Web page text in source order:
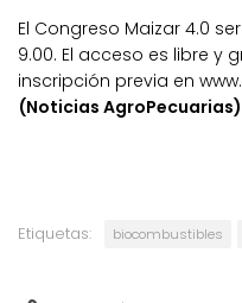
El Congreso Maizar 4.0
9.00. El acceso es libre y
inscripción previa en
(Noticias AgroPecuarias)
Etiquetas: biocombustibles